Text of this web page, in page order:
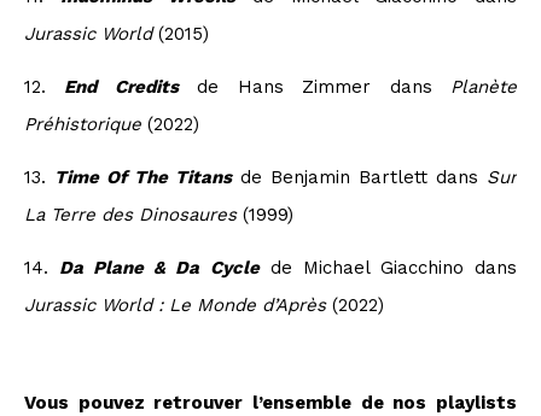
Jurassic World(2015)
12. End Creditsde Hans Zimmer dans Planète
Préhistorique (2022)
13. Time Of The Titansde Benjamin Bartlett dans Sur
La Terre des Dinosaures(1999)
14. Da Plane & Da Cyclede Michael Giacchino dans
Jurassic World : Le Monde d’Après(2022)
Vous pouvez retrouver l’ensemble de nos playlists